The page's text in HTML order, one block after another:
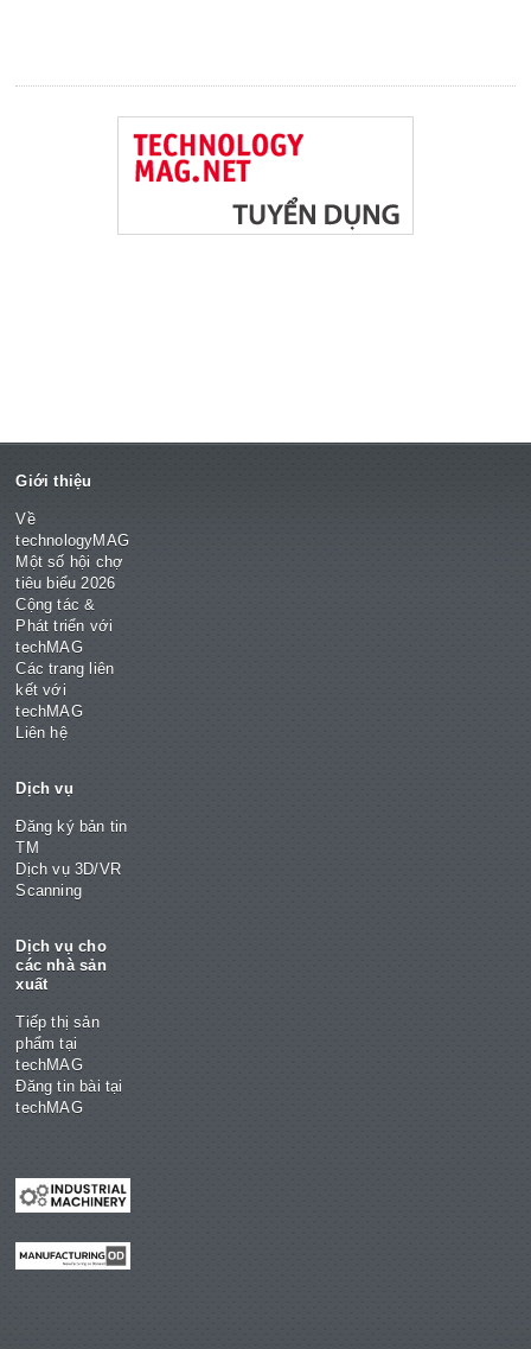
Giới thiệu
Về
technologyMAG
Một số hội chợ
tiêu biểu 2026
Cộng tác &
Phát triển với
techMAG
Các trang liên
kết với
techMAG
Liên hệ
Dịch vụ
Đăng ký bản tin
TM
Dịch vụ 3D/VR
Scanning
Dịch vụ cho
các nhà sản
xuất
Tiếp thị sản
phẩm tại
techMAG
Đăng tin bài tại
techMAG